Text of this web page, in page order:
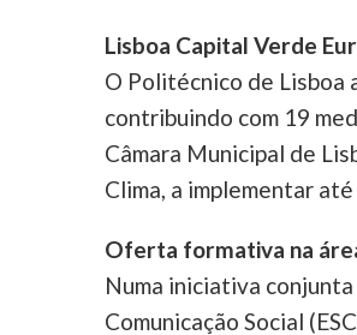
Lisboa Capital Verde
O Politécnico de Lisboa
contribuindo com 19
Câmara Municipal de
Clima, a implementar
Oferta formativa na
Numa iniciativa
Comunicação Social